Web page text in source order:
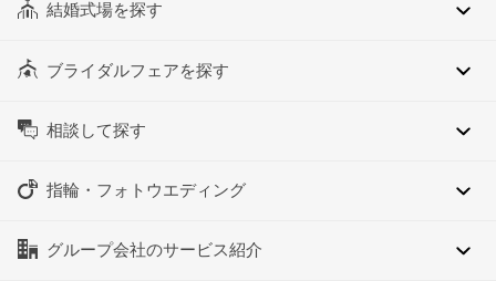
結婚式場を探す
ブライダルフェアを探す
相談して探す
指輪・フォトウエディング
グループ会社のサービス紹介